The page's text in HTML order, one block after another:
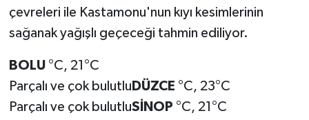
çevreleri ile Kastamonu'nun kıyı kesimlerinin
sağanak yağışlı geçeceği tahmin ediliyor.
BOLU°C, 21°C
Parçalı ve çok bulutlu DÜZCE °C, 23°C
Parçalı ve çok bulutluSİNOP °C, 21°C